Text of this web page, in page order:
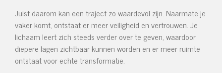
Juist daarom kan een traject zo waardevol zijn. Naarmate je
vaker komt, ontstaat er meer veiligheid en vertrouwen. Je
lichaam leert zich steeds verder over te geven, waardoor
diepere lagen zichtbaar kunnen worden en er meer ruimte
ontstaat voor echte transformatie.